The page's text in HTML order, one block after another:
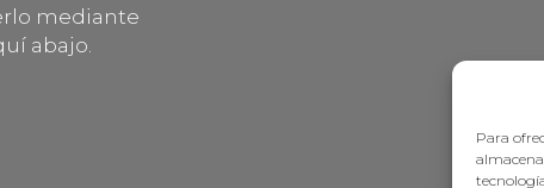
Para
mediante
abajo.